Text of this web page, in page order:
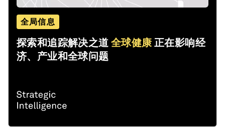
全局信息
探索和追踪解决之道全球健康正在影响经
济、产业和全球问题